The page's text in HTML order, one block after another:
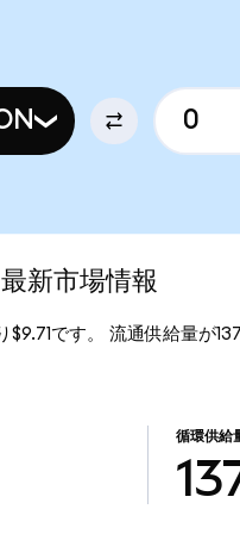
市場情報
です。 流通供給量が
循環供給